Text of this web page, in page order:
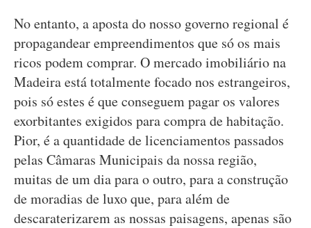
No entanto, a aposta do nosso governo regional é
propagandear empreendimentos que só os mais
ricos podem comprar. O mercado imobiliário na
Madeira está totalmente focado nos estrangeiros,
pois só estes é que conseguem pagar os valores
exorbitantes exigidos para compra de habitação.
Pior, é a quantidade de licenciamentos passados
pelas Câmaras Municipais da nossa região,
muitas de um dia para o outro, para a construção
de moradias de luxo que, para além de
descaraterizarem as nossas paisagens, apenas são